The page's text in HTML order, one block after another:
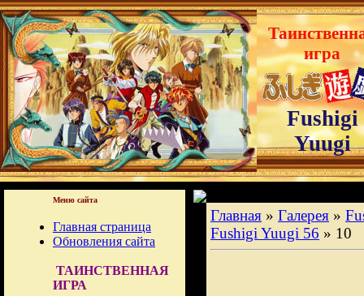
игра
Fushigi
Yuugi
Меню сайта
Главная страница
Обновления сайта
ТАИНСТВЕННАЯ
ИГРА
Главная » Галерея »
Fushigi Yuugi 56 » 10